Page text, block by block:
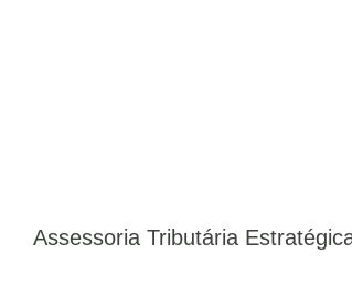
Assessoria Tributária